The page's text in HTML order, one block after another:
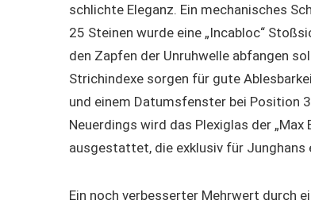
schlichte Eleganz. Ein mechanisches
25 Steinen wurde eine „Incabloc“
den Zapfen der Unruhwelle abfangen
Strichindexe sorgen für gute
und einem Datumsfenster bei Position
Neuerdings wird das Plexiglas der
ausgestattet, die exklusiv für Junghans
Ein noch verbesserter Mehrwert durch